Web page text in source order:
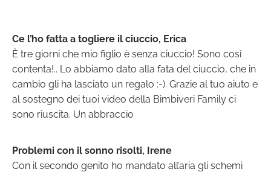
Ce l’ho fatta a togliere il ciuccio, Erica
È tre giorni che mio figlio è senza ciuccio! Sono così
contenta!.. Lo abbiamo dato alla fata del ciuccio, che in
cambio gli ha lasciato un regalo :-). Grazie al tuo aiuto e
al sostegno dei tuoi video della Bimbiveri Family ci
sono riuscita. Un abbraccio
Problemi con il sonno risolti, Irene
Con il secondo genito ho mandato all’aria gli schemi